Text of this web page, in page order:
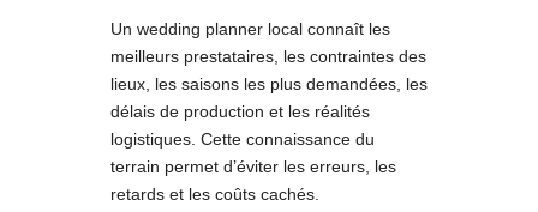
Un wedding planner local connaît les
meilleurs prestataires, les contraintes des
lieux, les saisons les plus demandées, les
délais de production et les réalités
logistiques. Cette connaissance du
terrain permet d’éviter les erreurs, les
retards et les coûts cachés.